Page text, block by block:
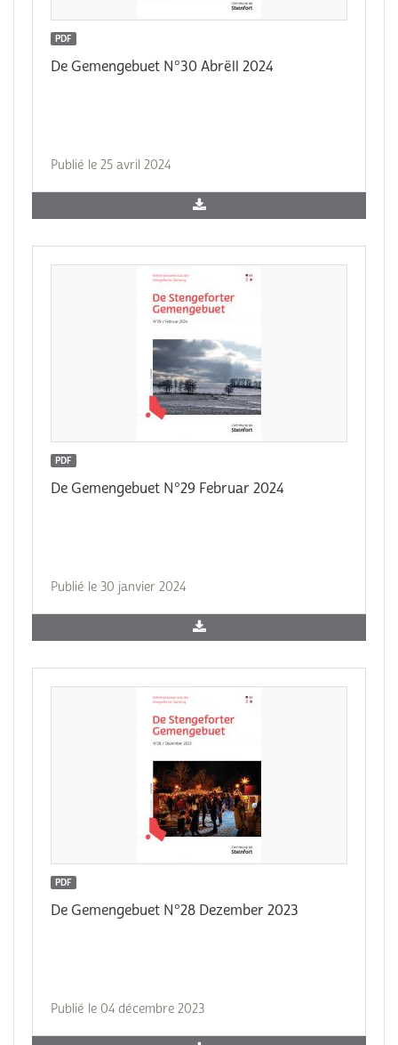
PDF
De Gemengebuet N°30 Abrëll 2024
Publié le 25 avril 2024
PDF
De Gemengebuet N°29 Februar 2024
Publié le 30 janvier 2024
PDF
De Gemengebuet N°28 Dezember 2023
Publié le 04 décembre 2023